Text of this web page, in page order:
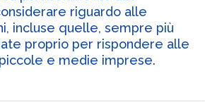
riguardo alle
incluse quelle, sempre più
proprio per rispondere alle
e medie imprese.